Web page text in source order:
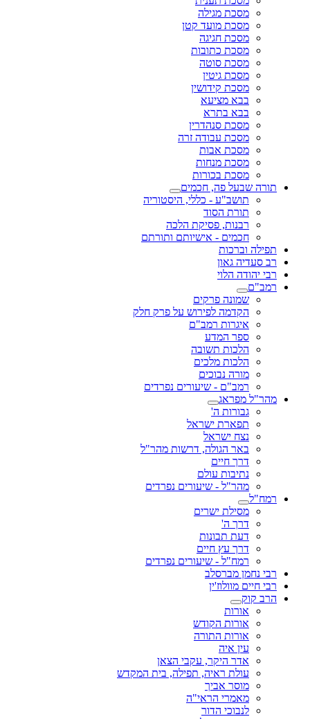
מסכת מגילה
מסכת מועד קטן
מסכת חגיגה
מסכת כתובות
מסכת סוטה
מסכת גיטין
מסכת קידושין
בבא מציעא
בבא בתרא
מסכת סנהדרין
מסכת עבודה זרה
מסכת אבות
מסכת מנחות
מסכת בכורות
תורה שבעל פה, חכמים
תושב"ע - כללי, היסטוריה
תורת הסוד
רבנות, פסיקת הלכה
חכמים - אישיותם ותורתם
תפילה וברכות
רב סעדיה גאון
רבי יהודה הלוי
רמב"ם
שמונה פרקים
הקדמה לפירוש על פרק חלק
איגרות רמב"ם
ספר המדע
הלכות תשובה
הלכות מלכים
מורה נבוכים
רמב"ם - שיעורים נפרדים
מהר"ל מפראג
גבורות ה'
תפארת ישראל
נצח ישראל
באר הגולה, דרשות מהר"ל
דרך חיים
נתיבות עולם
מהר"ל - שיעורים נפרדים
רמח"ל
מסילת ישרים
דרך ה'
דעת תבונות
דרך עץ חיים
רמח"ל - שיעורים נפרדים
רבי נחמן מברסלב
רבי חיים מוולוז'ין
הרב קוק
אורות
אורות הקודש
אורות התורה
עין איה
אדר היקר, עקבי הצאן
עולת ראיה, תפילה, בית המקדש
מוסר אביך
מאמרי הראי"ה
לנבוכי הדור